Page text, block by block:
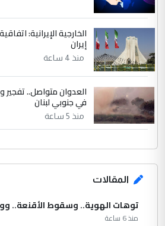
الخارجية الإيرانية:
إيران
منذ 4 ساعة
العدوان متواصل..
في جنوبي لبنان
منذ 5 ساعة
المقالات
توهات الهوية.. وسقوط الأقنعة..
منذ 6 ساعة